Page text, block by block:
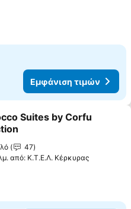
Εμφάνιση τιμών
στα αγαπημένα
Suites by Corfu
τιμών
47
από: Κ.Τ.Ε.Λ. Κέρκυρας